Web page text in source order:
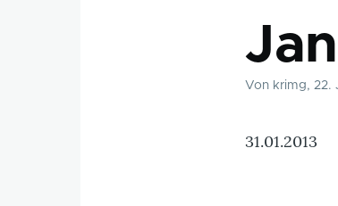
Von krimg, 22.
31.01.2013